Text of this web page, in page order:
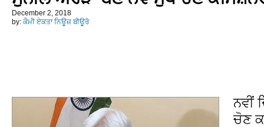
December 2, 2018
by: ਕੌਮੀ ਏਕਤਾ ਨਿਊਜ਼ ਬੀਊਰੋ
ਨਵੀਂ
ਚੋਣ